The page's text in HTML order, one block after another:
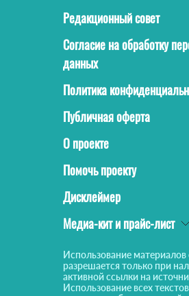
Редакционный совет
Согласие на обработку
данных
Политика
Публичная оферта
О проекте
Помочь проекту
Дисклеймер
Медиа-кит и прайс-лист
Использование материалов
разрешается только при
активной ссылки на
Использование всех